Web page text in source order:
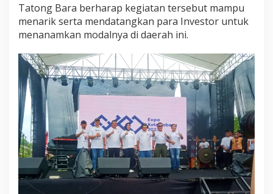
Tatong Bara berharap kegiatan tersebut mampu
menarik serta mendatangkan para Investor untuk
menanamkan modalnya di daerah ini.